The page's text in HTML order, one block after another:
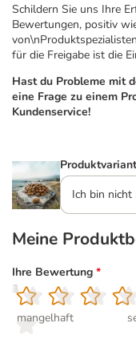
Schildern Sie uns Ihre
Bewertungen, positiv
für die Freigabe ist die
Hast du Probleme mit
eine Frage zu einem
Kundenservice!
Ich bin nicht
Meine
Ihre Bewertung *
1
mangelhaft
2
3
4
5